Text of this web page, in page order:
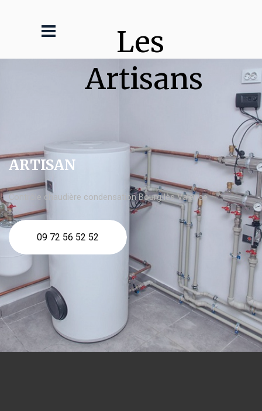
Les
Artisans
ARTISAN
Contrôle chaudière condensation Bourg lès Valence
09 72 56 52 52